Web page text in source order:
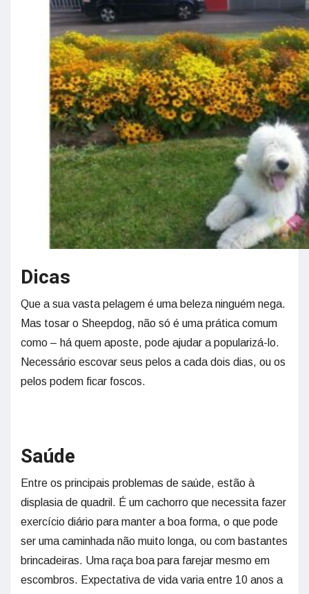
Dicas
Que a sua vasta pelagem é uma beleza ninguém nega.
Mas tosar o Sheepdog, não só é uma prática comum
como – há quem aposte, pode ajudar a popularizá-lo.
Necessário escovar seus pelos a cada dois dias, ou os
pelos podem ficar foscos.
Saúde
Entre os principais problemas de saúde, estão à
displasia de quadril. É um cachorro que necessita fazer
exercício diário para manter a boa forma, o que pode
ser uma caminhada não muito longa, ou com bastantes
brincadeiras. Uma raça boa para farejar mesmo em
escombros. Expectativa de vida varia entre 10 anos a